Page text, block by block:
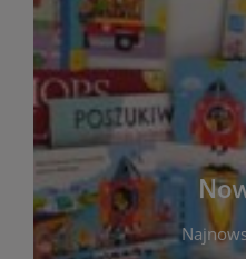
W tej sekcji
audiobooki oraz filmy,
zbiorów Miejskiej
Starachowicach.
aby Czytelnicy mogli na
tytuły i najciekawsze
pozycja opatrzona
informacją o